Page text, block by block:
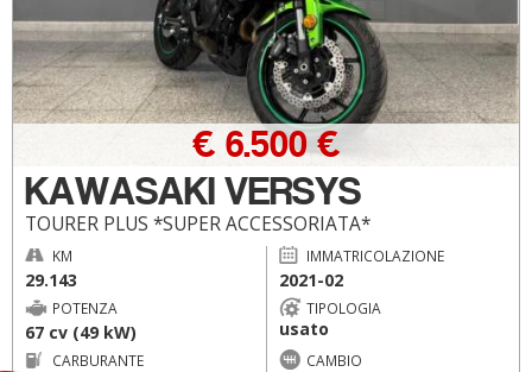
KAWASAKI VERSYS
TOURER PLUS *SUPER ACCESSORIATA*
€ 6.500 €
KM
29.143
IMMATRICOLAZIONE
2021-02
POTENZA
67 cv (49 kW)
TIPOLOGIA
usato
CARBURANTE CAMBIO